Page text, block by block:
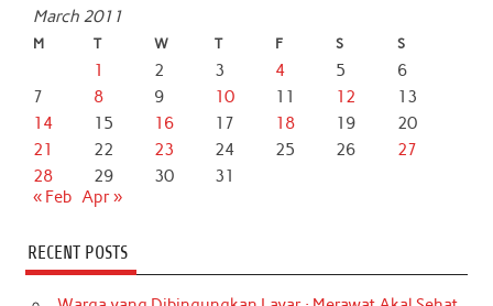
March 2011
M T W T F S S
1 2 3 4 5
6
7
8 9 10 11 12
13
14
15 16 17 18 19
20
21
22 23 24 25 26
27
28
29 30
31
« Feb Apr »
RECENT POSTS